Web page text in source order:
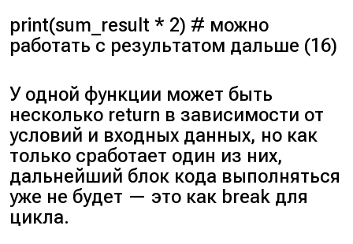
print(sum_result * 2) # можно
работать с результатом дальше (16)
У одной функции может быть
несколько return в зависимости от
условий и входных данных, но как
только сработает один из них,
дальнейший блок кода выполняться
уже не будет — это как break для
цикла.